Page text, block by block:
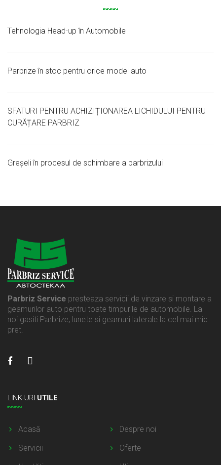
Tehnologia Head-up în Automobile
Parbrize în stoc pentru orice model auto
SFATURI PENTRU ACHIZIȚIONAREA LICHIDULUI PENTRU
CURĂȚARE PARBRIZ
Greșeli în procesul de schimbare a parbrizului
Parbriz Service presteaza servicii de vinzare si montare a
geamurilor auto pentru toate timpurile de automobile. La
noi gasiti Parbrize, lunete si geamuri laterale la cel mai mic
pret.
LINK-URI UTILE
Acasă
Despre noi
Servicii
Oferte